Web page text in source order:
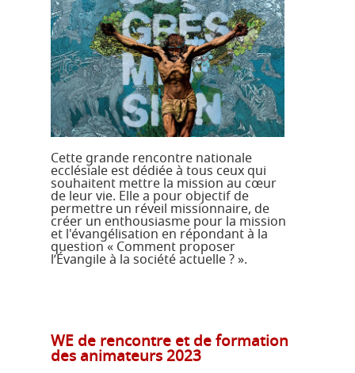
Cette grande rencontre nationale
ecclésiale est dédiée à tous ceux qui
souhaitent mettre la mission au cœur
de leur vie. Elle a pour objectif de
permettre un réveil missionnaire, de
créer un enthousiasme pour la mission
et l'évangélisation en répondant à la
question « Comment proposer
l’Évangile à la société actuelle ? ».
WE de rencontre et de formation
des animateurs 2023